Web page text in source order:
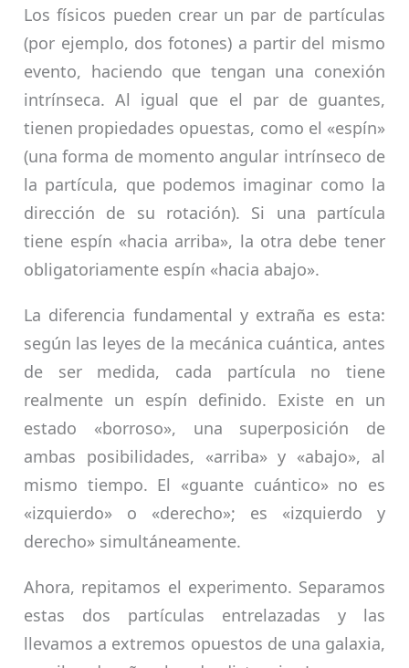
Los físicos pueden crear un par de partículas
(por ejemplo, dos fotones) a partir del mismo
evento, haciendo que tengan una conexión
intrínseca. Al igual que el par de guantes,
tienen propiedades opuestas, como el «espín»
(una forma de momento angular intrínseco de
la partícula, que podemos imaginar como la
dirección de su rotación). Si una partícula
tiene espín «hacia arriba», la otra debe tener
obligatoriamente espín «hacia abajo».
La diferencia fundamental y extraña es esta:
según las leyes de la mecánica cuántica, antes
de ser medida, cada partícula no tiene
realmente un espín definido. Existe en un
estado «borroso», una superposición de
ambas posibilidades, «arriba» y «abajo», al
mismo tiempo. El «guante cuántico» no es
«izquierdo» o «derecho»; es «izquierdo y
derecho» simultáneamente.
Ahora, repitamos el experimento. Separamos
estas dos partículas entrelazadas y las
llevamos a extremos opuestos de una galaxia,